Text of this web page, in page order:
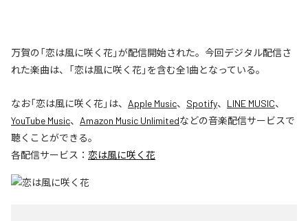
万賀の「恋は風に咲く花」が配信開始された。今回デジタル配信さ
れた楽曲は、「恋は風に咲く花」を含む全1曲となっている。
なお「恋は風に咲く花」は、 Apple Music、 Spotify、 LINE MUSIC、
YouTube Music、 Amazon Music Unlimitedなどの音楽配信サービスで
聴くことができる。
各配信サービス： 恋は風に咲く花